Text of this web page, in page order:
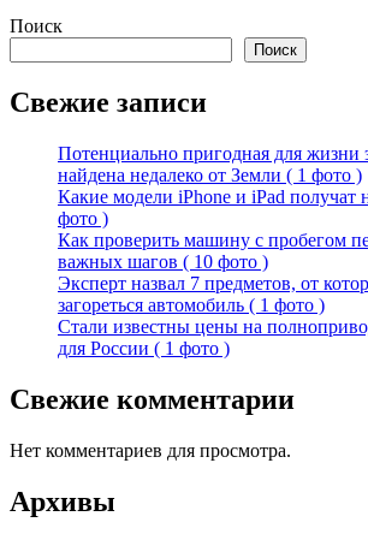
Поиск
Поиск
Свежие записи
Потенциально пригодная для жизни
найдена недалеко от Земли ( 1 фото )
Какие модели iPhone и iPad
фото )
Как проверить машину с пробегом
важных шагов ( 10 фото )
Эксперт назвал 7 предметов, от
загореться автомобиль ( 1 фото )
Стали известны цены на
для России ( 1 фото )
Свежие комментарии
Нет комментариев для просмотра.
Архивы